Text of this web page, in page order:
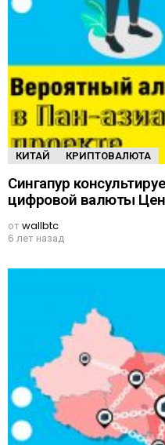
КИТАЙ КРИПТОВАЛЮТА
Сингапур
цифровой валюты
отwallbtc
6 лет назад